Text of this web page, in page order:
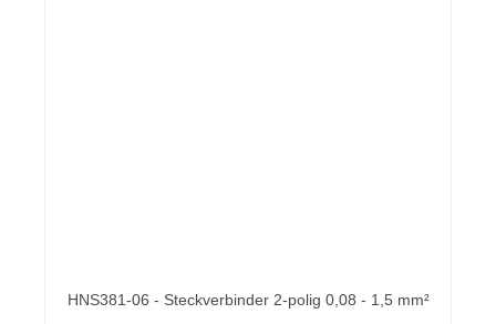
HNS381-06 - Steckverbinder 2-polig 0,08 - 1,5 mm²